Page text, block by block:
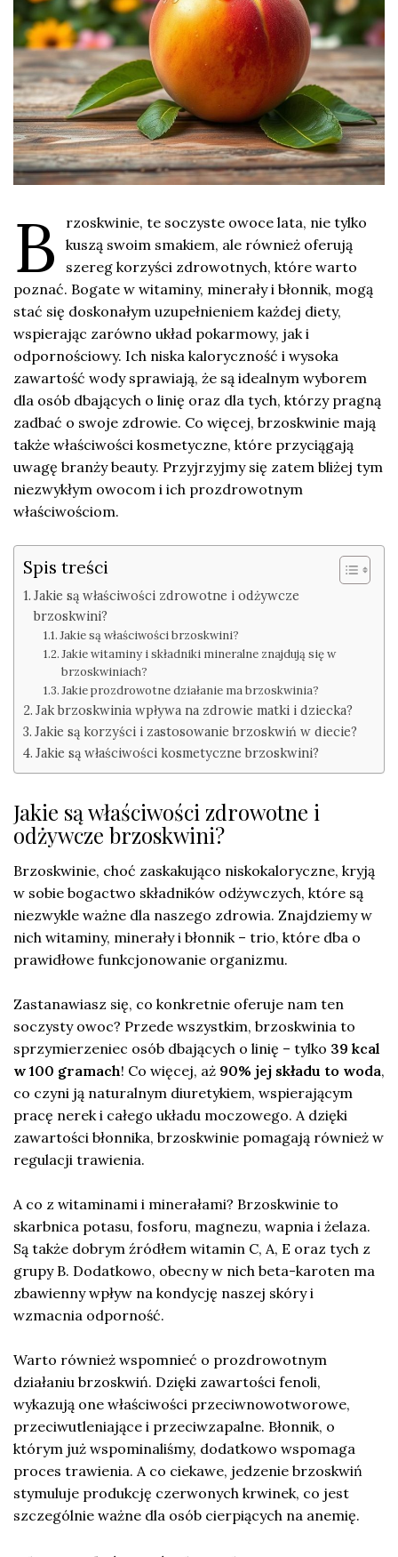
B
rzoskwinie, te soczyste owoce lata, nie tylko
kuszą swoim smakiem, ale również oferują
szereg korzyści zdrowotnych, które warto
poznać. Bogate w witaminy, minerały i błonnik, mogą
stać się doskonałym uzupełnieniem każdej diety,
wspierając zarówno układ pokarmowy, jak i
odpornościowy. Ich niska kaloryczność i wysoka
zawartość wody sprawiają, że są idealnym wyborem
dla osób dbających o linię oraz dla tych, którzy pragną
zadbać o swoje zdrowie. Co więcej, brzoskwinie mają
także właściwości kosmetyczne, które przyciągają
uwagę branży beauty. Przyjrzyjmy się zatem bliżej tym
niezwykłym owocom i ich prozdrowotnym
właściwościom.
Spis treści
Jakie są właściwości zdrowotne i odżywcze
brzoskwini?
Jakie są właściwości brzoskwini?
Jakie witaminy i składniki mineralne znajdują się w
brzoskwiniach?
Jakie prozdrowotne działanie ma brzoskwinia?
Jak brzoskwinia wpływa na zdrowie matki i dziecka?
Jakie są korzyści i zastosowanie brzoskwiń w diecie?
Jakie są właściwości kosmetyczne brzoskwini?
Jakie są właściwości zdrowotne i
odżywcze brzoskwini?
Brzoskwinie, choć zaskakująco niskokaloryczne, kryją
w sobie bogactwo składników odżywczych, które są
niezwykle ważne dla naszego zdrowia. Znajdziemy w
nich witaminy, minerały i błonnik – trio, które dba o
prawidłowe funkcjonowanie organizmu.
Zastanawiasz się, co konkretnie oferuje nam ten
soczysty owoc? Przede wszystkim, brzoskwinia to
sprzymierzeniec osób dbających o linię – tylko 39 kcal
w 100 gramach! Co więcej, aż 90% jej składu to woda,
co czyni ją naturalnym diuretykiem, wspierającym
pracę nerek i całego układu moczowego. A dzięki
zawartości błonnika, brzoskwinie pomagają również w
regulacji trawienia.
A co z witaminami i minerałami? Brzoskwinie to
skarbnica potasu, fosforu, magnezu, wapnia i żelaza.
Są także dobrym źródłem witamin C, A, E oraz tych z
grupy B. Dodatkowo, obecny w nich beta-karoten ma
zbawienny wpływ na kondycję naszej skóry i
wzmacnia odporność.
Warto również wspomnieć o prozdrowotnym
działaniu brzoskwiń. Dzięki zawartości fenoli,
wykazują one właściwości przeciwnowotworowe,
przeciwutleniające i przeciwzapalne. Błonnik, o
którym już wspominaliśmy, dodatkowo wspomaga
proces trawienia. A co ciekawe, jedzenie brzoskwiń
stymuluje produkcję czerwonych krwinek, co jest
szczególnie ważne dla osób cierpiących na anemię.